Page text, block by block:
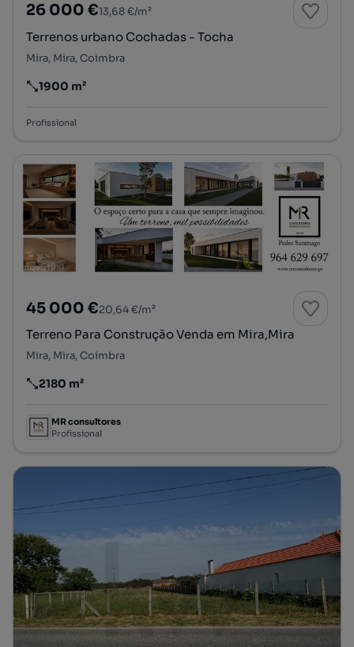
26 000 €13,68 €/m²
Terrenos urbano Cochadas - Tocha
Mira, Mira, Coimbra
Preço por metro quadrado
1900 m²
Profissional
45 000 €20,64 €/m²
Terreno Para Construção Venda em Mira,Mira
Mira, Mira, Coimbra
Preço por metro quadrado
2180 m²
MR consultores
Profissional